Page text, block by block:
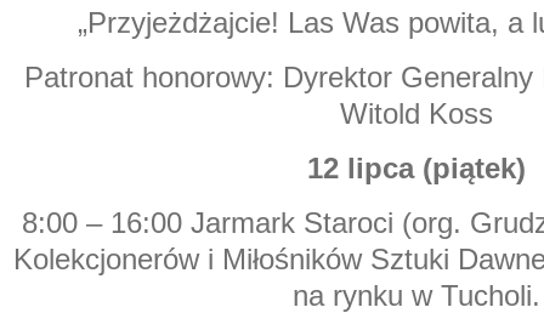
„Przyjeżdżajcie! Las Was powita, a
Patronat honorowy: Dyrektor
Witold Koss
12 lipca (piątek)
8:00 – 16:00 Jarmark Staroci (org.
Kolekcjonerów i Miłośników Sztuki
na rynku w Tucholi.